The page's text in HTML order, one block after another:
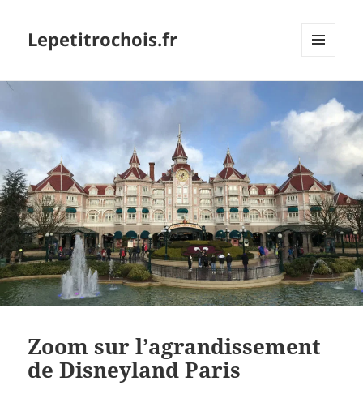
Lepetitrochois.fr
Zoom sur l’agrandissement
de Disneyland Paris